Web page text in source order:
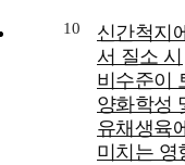
low contents
organic matter
and available
phosphate
contents of
exchangeable
sodium and
10
신간척지
서 질소 시
비수준이
양화학성
유채생육
미치는 영